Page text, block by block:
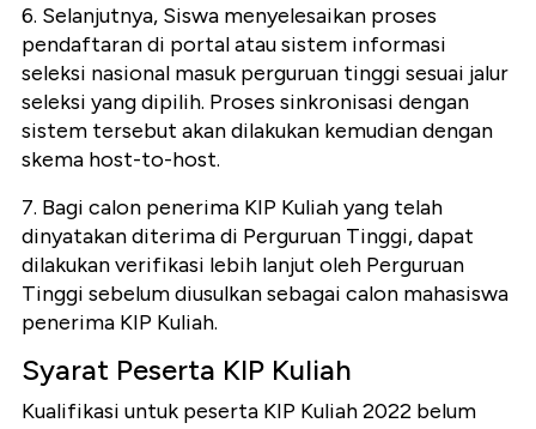
6. Selanjutnya, Siswa menyelesaikan proses
pendaftaran di portal atau sistem informasi
seleksi nasional masuk perguruan tinggi sesuai jalur
seleksi yang dipilih. Proses sinkronisasi dengan
sistem tersebut akan dilakukan kemudian dengan
skema host-to-host.
7. Bagi calon penerima KIP Kuliah yang telah
dinyatakan diterima di Perguruan Tinggi, dapat
dilakukan verifikasi lebih lanjut oleh Perguruan
Tinggi sebelum diusulkan sebagai calon mahasiswa
penerima KIP Kuliah.
Syarat Peserta KIP Kuliah
Kualifikasi untuk peserta KIP Kuliah 2022 belum